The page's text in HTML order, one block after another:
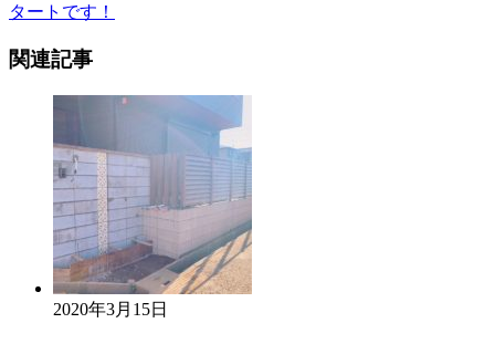
タートです！
関連記事
2020年3月15日